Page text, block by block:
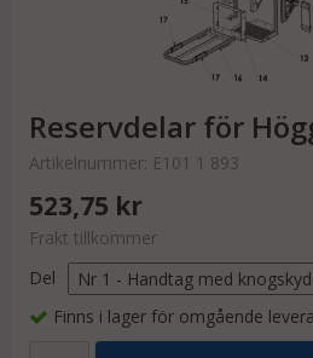
Reservdelar för
Artikelnummer: E101 1 893
523,75 kr
Frakt tillkommer
Del
Finns i lager för omgående